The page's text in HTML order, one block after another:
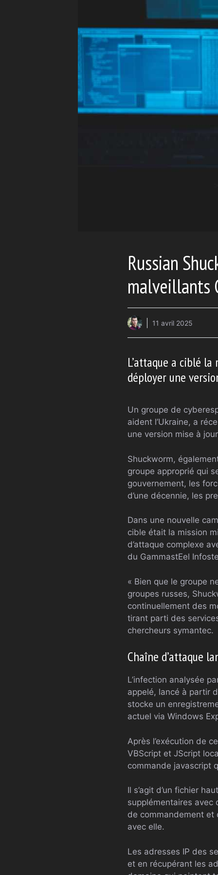
Russian
malveillants
11 avril 2025
L’attaque a ciblé
déployer une
Un groupe de
aident l’Ukraine, a
une version mise à
Shuckworm,
groupe approprié qui
gouvernement, les
d’une décennie, les
Dans une nouvelle
cible était la mission
d’attaque complexe
du GammastEel
« Bien que le groupe
groupes russes,
continuellement des
tirant parti des
chercheurs symantec.
Chaîne d’attaque
L’infection analysée
appelé, lancé à partir
stocke un
actuel via Windows
Après l’exécution de
VBScript et JScript
commande javascript
Il s’agit d’un fichier
supplémentaires avec
de commandement et
avec elle.
Les adresses IP des
et en récupérant les